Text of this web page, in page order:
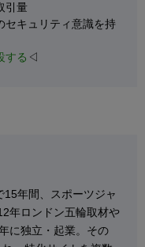
引量
キュリティ意識を持
する ◁
15年間、スポーツジャ
年ロンドン五輪取材や
に独立・起業。その